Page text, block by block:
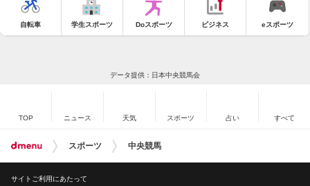
自転車 学生スポーツ Doスポーツ ビジネス eスポーツ
データ提供：日本中央競馬会
TOP ニュース 天気 スポーツ 占い すべて
スポーツ 中央競馬
サイトご利用にあたって